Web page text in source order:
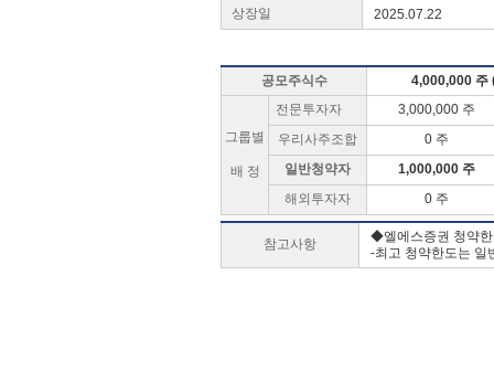
상장일
2025.07.22
공모주식수 4,000,000 주
그룹별
배 정
전문투자자
3,000,000 주
우리사주조합
0 주
일반청약자
1,000,000 주
해외투자자
0 주
참고사항
◆엘에스증권 청약
-최고 청약한도는 일